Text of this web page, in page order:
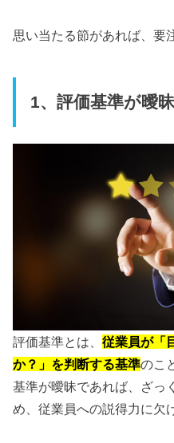
思い当たる節があれば、要
1、評価基準が曖
評価基準とは、従業員が「
か？」を判断する基準のこ
基準が曖昧であれば、ざっ
め、従業員への説得力に欠